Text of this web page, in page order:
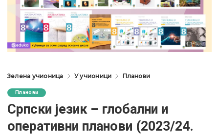
Зелена учионица У учионици Планови
Планови
Cрпски језик – глобални и
оперативни планови (2023/24.